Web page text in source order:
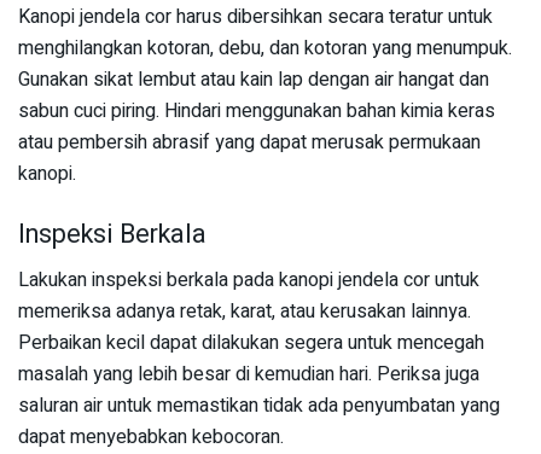
Kanopi jendela cor harus dibersihkan secara teratur untuk
menghilangkan kotoran, debu, dan kotoran yang menumpuk.
Gunakan sikat lembut atau kain lap dengan air hangat dan
sabun cuci piring. Hindari menggunakan bahan kimia keras
atau pembersih abrasif yang dapat merusak permukaan
kanopi.
Inspeksi Berkala
Lakukan inspeksi berkala pada kanopi jendela cor untuk
memeriksa adanya retak, karat, atau kerusakan lainnya.
Perbaikan kecil dapat dilakukan segera untuk mencegah
masalah yang lebih besar di kemudian hari. Periksa juga
saluran air untuk memastikan tidak ada penyumbatan yang
dapat menyebabkan kebocoran.